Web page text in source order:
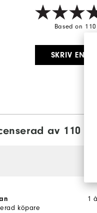
Based on
SKRIV EN
av 110
1
köpare